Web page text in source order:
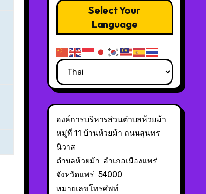
Select Your
Language
องค์การบริหารส่วนตำบลห้วยม้า
หมู่ที่ 11 บ้านห้วยม้า ถนนสุนทร
นิวาส
ตำบลห้วยม้า อำเภอเมืองแพร่
จังหวัดแพร่ 54000
หมายเลขโทรศํพท์